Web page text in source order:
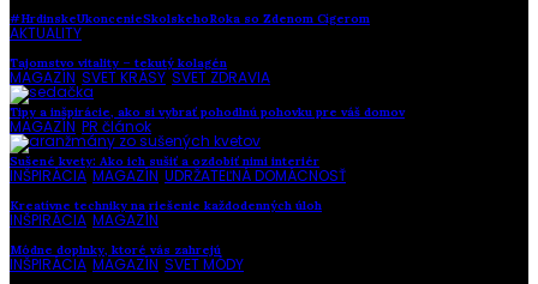
#HrdinskeUkoncenieSkolskehoRoka so Zdenom Cígerom
AKTUALITY
Tajomstvo vitality – tekutý kolagén
MAGAZÍN SVET KRÁSY SVET ZDRAVIA
Tipy a inšpirácie, ako si vybrať pohodlnú pohovku pre váš domov
MAGAZÍN PR článok
Sušené kvety: Ako ich sušiť a ozdobiť nimi interiér
INŠPIRÁCIA MAGAZÍN UDRŽATEĽNÁ DOMÁCNOSŤ
Kreatívne techniky na riešenie každodenných úloh
INŠPIRÁCIA MAGAZÍN
Módne doplnky, ktoré vás zahrejú
INŠPIRÁCIA MAGAZÍN SVET MÓDY